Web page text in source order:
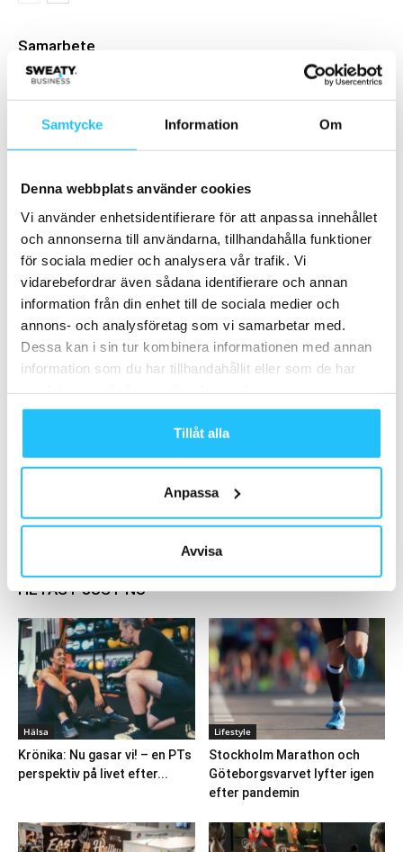
Samtycke Information Om
Denna webbplats använder cookies
Vi använder enhetsidentifierare för att anpassa innehållet
och annonserna till användarna, tillhandahålla funktioner
för sociala medier och analysera vår trafik. Vi
vidarebefordrar även sådana identifierare och annan
information från din enhet till de sociala medier och
annons- och analysföretag som vi samarbetar med.
Dessa kan i sin tur kombinera informationen med annan
information som du har tillhandahållit eller som de har
Tillåt alla
Anpassa
Avvisa
Samarbete
MEST POPULÄRA
Biljettsläpp för LES MILLS LIVE 2025 –
2025-05-12
STC fortsätter satsningen i Uppland –
2021-06-10
Chefssnack
Karlaplan och...
2022-02-22
HETAST JUST NU
Hälsa
Krönika: Nu gasar vi! – en PTs
perspektiv på livet efter...
Lifestyle
Stockholm Marathon och
Göteborgsvarvet lyfter igen
efter pandemin